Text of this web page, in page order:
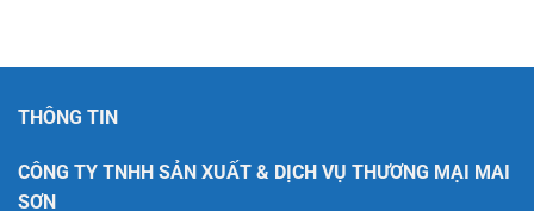
THÔNG TIN
CÔNG TY TNHH SẢN XUẤT & DỊCH VỤ THƯƠNG MẠI MAI
SƠN